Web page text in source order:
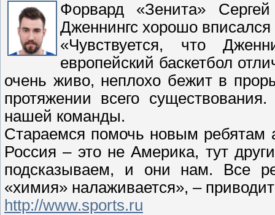
Форвард «Зенита»
Дженнингс хорошо вписался
«Чувствуется, что
европейский баскетбол
очень живо, неплохо бежит в
протяжении всего
нашей команды.
Стараемся помочь новым ребятам
Россия – это не Америка, тут
подсказываем, и они нам. Все
«химия» налаживается», –
http://www.sports.ru